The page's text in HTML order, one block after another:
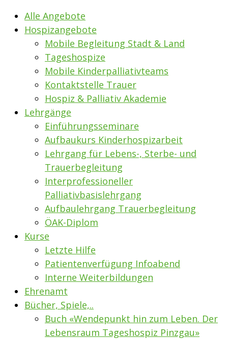
Alle Angebote
Hospizangebote
Mobile Begleitung Stadt & Land
Tageshospize
Mobile Kinderpalliativteams
Kontaktstelle Trauer
Hospiz & Palliativ Akademie
Lehrgänge
Einführungsseminare
Aufbaukurs Kinderhospizarbeit
Lehrgang für Lebens-, Sterbe- und
Trauerbegleitung
Interprofessioneller
Palliativbasislehrgang
Aufbaulehrgang Trauerbegleitung
ÖAK-Diplom
Kurse
Letzte Hilfe
Patientenverfügung Infoabend
Interne Weiterbildungen
Ehrenamt
Bücher, Spiele,..
Buch «Wendepunkt hin zum Leben. Der
Lebensraum Tageshospiz Pinzgau»